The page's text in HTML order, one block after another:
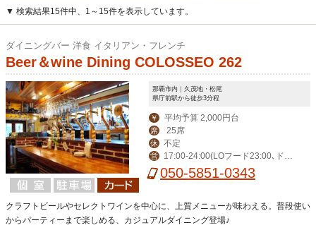
キッズルーム
安い デート
▼ 検索結果15件中、1～15件を表示しています。
ダイニングバー 洋食 イタリアン・フレンチ
Beer＆wine Dining COLOSSEO 262
那覇市内｜久茂地・松尾
県庁前駅から徒歩3分程
￥ 平均予算 2,000円台
席 25席
休 不定
営
17:00-24:00(LOフード23:00､ドリ
ンク23:30)
050-5851-0343
クラフトビールやセレクトワインを中心に、上質メニューが味わえる。普段使い
からパーティーまで楽しめる、カジュアルダイニング登場♪